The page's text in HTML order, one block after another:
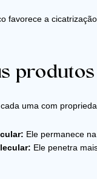
favorece a
uma com
Ele permanece
Ele penetra